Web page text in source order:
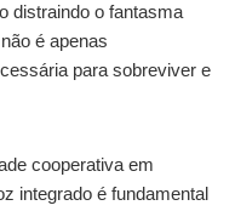
distraindo o fantasma
é apenas
para sobreviver e
cooperativa em
integrado é fundamental